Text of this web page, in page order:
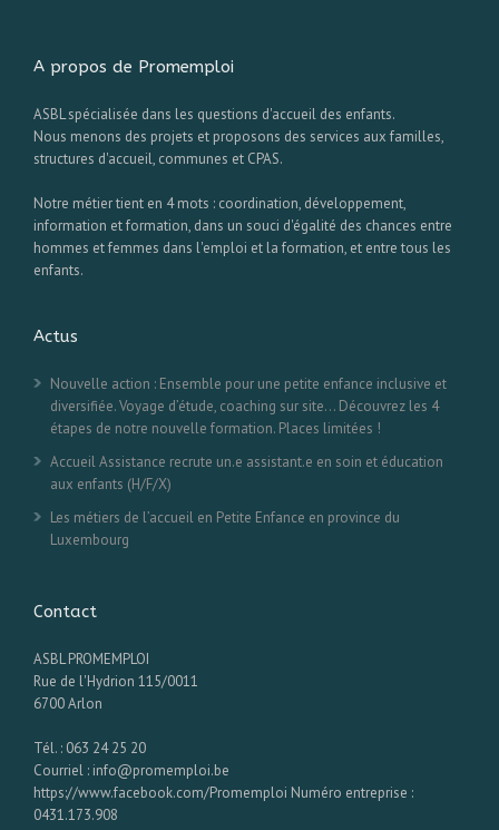
A propos de Promemploi
ASBL spécialisée dans les questions d'accueil des enfants.
Nous menons des projets et proposons des services aux familles,
structures d'accueil, communes et CPAS.
Notre métier tient en 4 mots : coordination, développement,
information et formation, dans un souci d'égalité des chances entre
hommes et femmes dans l'emploi et la formation, et entre tous les
enfants.
Actus
Nouvelle action : Ensemble pour une petite enfance inclusive et
diversifiée. Voyage d’étude, coaching sur site… Découvrez les 4
étapes de notre nouvelle formation. Places limitées !
Accueil Assistance recrute un.e assistant.e en soin et éducation
aux enfants (H/F/X)
Les métiers de l’accueil en Petite Enfance en province du
Luxembourg
Contact
ASBL PROMEMPLOI
Rue de l'Hydrion 115/0011
6700 Arlon
Tél. : 063 24 25 20
Courriel : info@promemploi.be
https://www.facebook.com/Promemploi Numéro entreprise :
0431.173.908